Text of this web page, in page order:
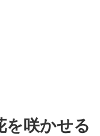
を咲かせる